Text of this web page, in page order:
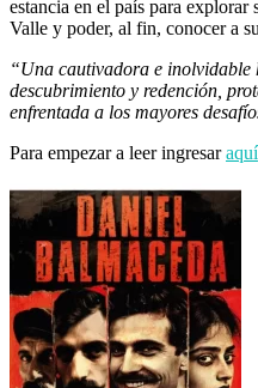
estancia en el país para
Valle y poder, al fin, conocer a
“Una cautivadora e
descubrimiento y redención,
enfrentada a los mayores
Para empezar a leer ingresaraquí